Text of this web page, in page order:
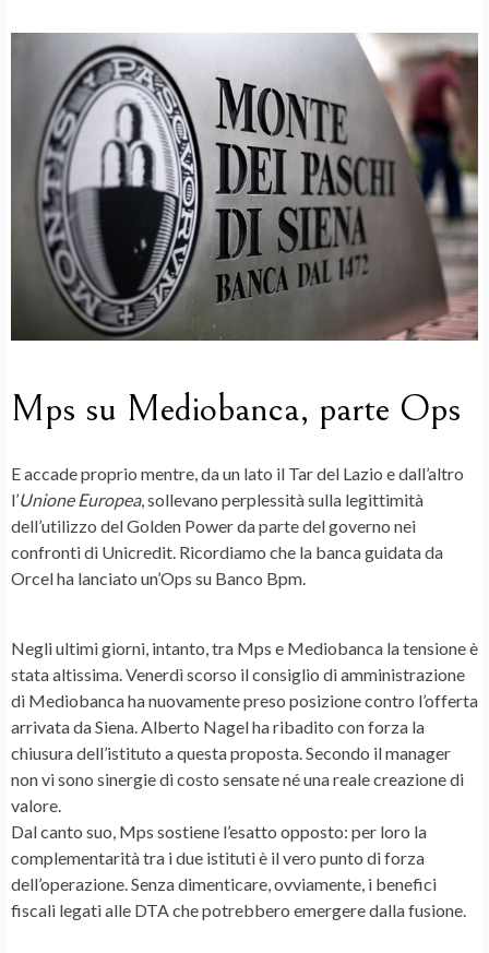
Mps su Mediobanca, parte Ops
E accade proprio mentre, da un lato il Tar del Lazio e dall’altro
l’Unione Europea, sollevano perplessità sulla legittimità
dell’utilizzo delGolden Powerda parte del governo nei
confronti di Unicredit. Ricordiamo che la banca guidata da
Orcel ha lanciato un’Ops su Banco Bpm.
Negli ultimi giorni, intanto, tra Mps e Mediobanca la tensione è
stata altissima. Venerdì scorso il consiglio di amministrazione
di Mediobanca ha nuovamente preso posizione contro l’offerta
arrivata da Siena.Alberto Nagelha ribadito con forza la
chiusura dell’istituto a questa proposta. Secondo il manager
non vi sono sinergie di costo sensate né una realecreazione di
valore.
Dal canto suo, Mps sostiene l’esatto opposto: per loro la
complementarità tra i due istituti è il vero punto di forza
dell’operazione. Senza dimenticare, ovviamente, i benefici
fiscali legati alle DTAche potrebbero emergere dalla fusione.